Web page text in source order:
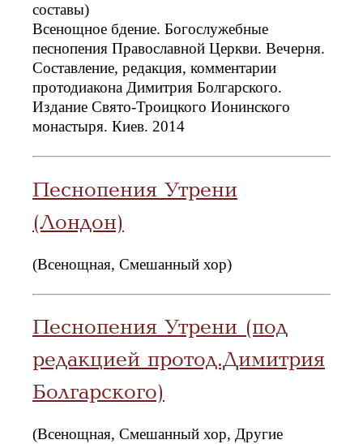
составы)
Всенощное бдение. Богослужебные
песнопения Православной Церкви. Вечерня.
Составление, редакция, комментарии
протодиакона Димитрия Болгарского.
Издание Свято-Троицкого Ионинского
монастыря. Киев. 2014
Песнопения Утрени
(Лондон)
(Всенощная, Смешанный хор)
Песнопения Утрени (под
редакцией протод.Димитрия
Болгарского)
(Всенощная, Смешанный хор, Другие